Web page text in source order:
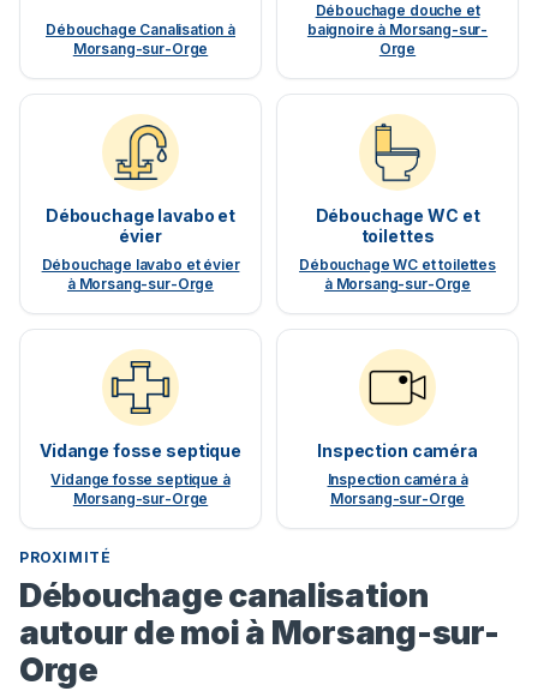
Débouchage Canalisation à
Morsang-sur-Orge
Débouchage douche et
baignoire à Morsang-sur-
Orge
Débouchage lavabo et
évier
Débouchage lavabo et évier
à Morsang-sur-Orge
Débouchage WC et
toilettes
Débouchage WC et toilettes
à Morsang-sur-Orge
Vidange fosse septique
Vidange fosse septique à
Morsang-sur-Orge
Inspection caméra
Inspection caméra à
Morsang-sur-Orge
PROXIMITÉ
Débouchage canalisation
autour de moi à Morsang-sur-
Orge